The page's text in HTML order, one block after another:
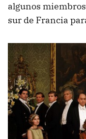
algunos
sur de Francia